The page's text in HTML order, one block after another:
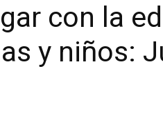
con la
y niños: